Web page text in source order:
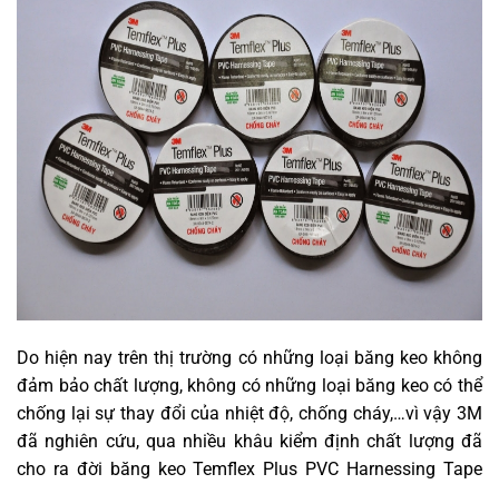
Do hiện nay trên thị trường có những loại băng keo không
đảm bảo chất lượng, không có những loại băng keo có thể
chống lại sự thay đổi của nhiệt độ, chống cháy,…vì vậy 3M
đã nghiên cứu, qua nhiều khâu kiểm định chất lượng đã
cho ra đời băng keo Temflex Plus PVC Harnessing Tape